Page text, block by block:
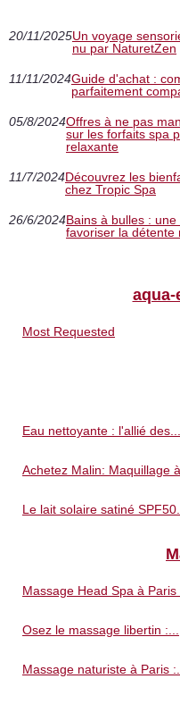
20/11/2025Un voyage
nu par NaturetZen
11/11/2024Guide d'achat :
parfaitement
05/8/2024Offres à ne pas
sur les forfaits spa
relaxante
11/7/2024Découvrez les
chez Tropic Spa
26/6/2024Bains à bulles :
favoriser la détente
aqua-
Most Requested
Eau nettoyante : l'allié des...
Achetez Malin: Maquillage
Le lait solaire satiné
Massage Head Spa à Paris
Osez le massage libertin :...
Massage naturiste à Paris